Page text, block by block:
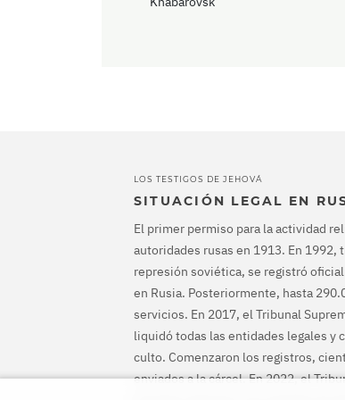
LOS TESTIGOS DE JEHOVÁ
SITUACIÓN LEGAL EN
El primer permiso para la actividad
autoridades rusas en 1913. En 1992,
represión soviética, se registró
en Rusia. Posteriormente, hasta
servicios. En 2017, el Tribunal
liquidó todas las entidades legales y
culto. Comenzaron los registros,
enviados a la cárcel. En 2022, el